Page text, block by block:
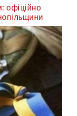
офіційно